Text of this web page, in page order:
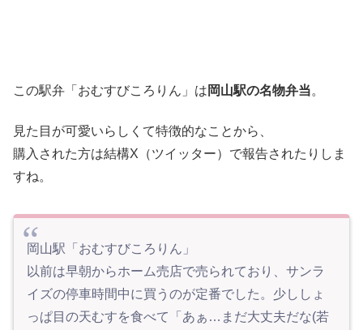
この駅弁「おむすびころりん」は 岡山駅の名物弁当。
見た目が可愛いらしくて特徴的なことから、
購入された方は結構X（ツイッター）で報告されたりしま
すね。
岡山駅「おむすびころりん」
以前は早朝からホーム売店で売られており、サンラ
イズの停車時間中に買うのが定番でした。少ししょ
っぱ目の天むすを食べて「あぁ…まだ大丈夫だな(若